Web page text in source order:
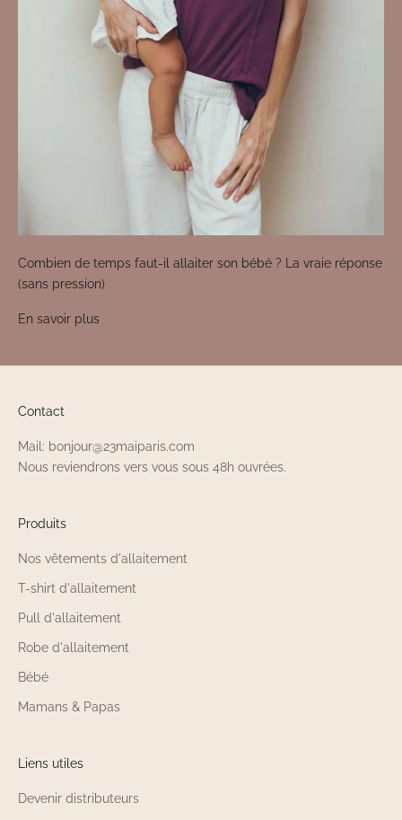
Combien de temps faut-il allaiter son bébé ? La vraie réponse
(sans pression)
En savoir plus
Contact
Mail: bonjour@23maiparis.com
Nous reviendrons vers vous sous 48h ouvrées.
Produits
Nos vêtements d'allaitement
T-shirt d'allaitement
Pull d'allaitement
Robe d'allaitement
Bébé
Mamans & Papas
Liens utiles
Devenir distributeurs